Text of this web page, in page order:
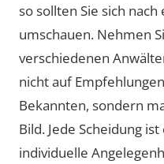
so sollten Sie sich
umschauen. Nehmen
verschiedenen
nicht auf
Bekannten, sondern
Bild. Jede Scheidung
individuelle